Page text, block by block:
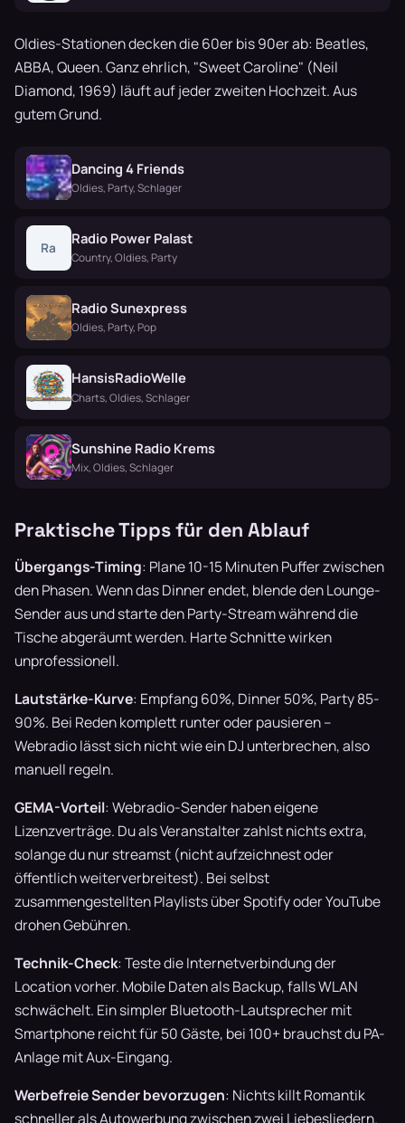
Oldies-Stationen decken die 60er bis 90er ab: Beatles,
ABBA, Queen. Ganz ehrlich, "Sweet Caroline" (Neil
Diamond, 1969) läuft auf jeder zweiten Hochzeit. Aus
gutem Grund.
Dancing 4 Friends
Oldies, Party, Schlager
Ra
Radio Power Palast
Country, Oldies, Party
Radio Sunexpress
Oldies, Party, Pop
HansisRadioWelle
Charts, Oldies, Schlager
Sunshine Radio Krems
Mix, Oldies, Schlager
Praktische Tipps für den Ablauf
Übergangs-Timing: Plane 10-15 Minuten Puffer zwischen
den Phasen. Wenn das Dinner endet, blende den Lounge-
Sender aus und starte den Party-Stream während die
Tische abgeräumt werden. Harte Schnitte wirken
unprofessionell.
Lautstärke-Kurve: Empfang 60%, Dinner 50%, Party 85-
90%. Bei Reden komplett runter oder pausieren –
Webradio lässt sich nicht wie ein DJ unterbrechen, also
manuell regeln.
GEMA-Vorteil: Webradio-Sender haben eigene
Lizenzverträge. Du als Veranstalter zahlst nichts extra,
solange du nur streamst (nicht aufzeichnest oder
öffentlich weiterverbreitest). Bei selbst
zusammengestellten Playlists über Spotify oder YouTube
drohen Gebühren.
Technik-Check: Teste die Internetverbindung der
Location vorher. Mobile Daten als Backup, falls WLAN
schwächelt. Ein simpler Bluetooth-Lautsprecher mit
Smartphone reicht für 50 Gäste, bei 100+ brauchst du PA-
Anlage mit Aux-Eingang.
Werbefreie Sender bevorzugen: Nichts killt Romantik
schneller als Autowerbung zwischen zwei Liebesliedern.